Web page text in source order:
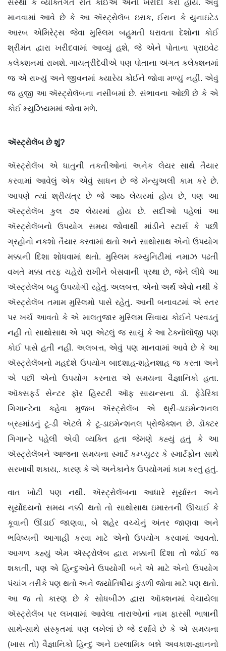
સંસ્થા કે વ્યક્તિગત રીતે કોઈએ એની ખરીદી કરી હોય. એવું
માનવામાં આવે છે કે આ ઍસ્ટ્રોલૅબ ઇરાક, ઈરાન કે યુનાઇટેડ
આરબ એમિરેટ્સ જેવા મુસ્લિમ બહુમતી ધરાવતા દેશોના કોઈ
શ્રીમંત દ્વારા ખરીદવામાં આવ્યું હશે, જે એને પોતાના પ્રાઇવેટ
કલેક્શનમાં રાખશે. ગાયત્રીદેવીએ પણ પોતાના અંગત કલેક્શનમાં
જ એ રાખ્યું અને જીવનમાં ક્યારેય કોઈને જોવા મળ્યું નહીં. એવું
જ હજી આ ઍસ્ટ્રોલૅબના નસીબમાં છે. સંભાવના ઓછી છે કે એ
કોઈ મ્યુઝિયમમાં જોવા મળે.
ઍસ્ટ્રોલૅબ છે શું?
ઍસ્ટ્રોલૅબ એ ધાતુની તકતીઓનાં અનેક લેયર સાથે તૈયાર
કરવામાં આવેલું એક એવું સાધન છે જે મૅન્યુઅલી કામ કરે છે.
આપણે ત્યાં શ્રીયંત્ર છે જે આઠ લેયરમાં હોય છે, પણ આ
ઍસ્ટ્રોલૅબ કુલ ૭૨ લેયરમાં હોય છે. સદીઓ પહેલાં આ
ઍસ્ટ્રોલૅબનો ઉપયોગ સમય જોવાથી માંડીને સ્ટાર્સ કે પછી
ગ્રહોનો નકશો તૈયાર કરવામાં થતો અને સાથોસાથ એનો ઉપયોગ
મક્કાની દિશા શોધવામાં થતો. મુસ્લિમ કમ્યુનિટીમાં નમાઝ પઢતી
વખતે મક્કા તરફ ચહેરો રાખીને બેસવાની પ્રથા છે, જેને લીધે આ
ઍસ્ટ્રોલૅબ બહુ ઉપયોગી રહેતું. અલબત્ત, એનો અર્થ એવો નથી કે
ઍસ્ટ્રોલૅબ તમામ મુસ્લિમો પાસે રહેતું. આની બનાવટમાં એ સ્તર
પર ખર્ચ આવતો કે એ માલતુજાર મુસ્લિમ સિવાય કોઈને પરવડતું
નહીં તો સાથોસાથ એ પણ એટલું જ સાચું કે આ ટેક્નૉલૉજી પણ
કોઈ પાસે હતી નહીં. અલબત્ત, એવું પણ માનવામાં આવે છે કે આ
ઍસ્ટ્રોલૅબનો મહદંશે ઉપયોગ બાદશાહ-શહેનશાહ જ કરતા અને
એ પછી એનો ઉપયોગ કરનારા એ સમયના વૈજ્ઞાનિકો હતા.
ઑક્સફર્ડ સેન્ટર ફૉર હિસ્ટરી ઑફ સાયન્સના ડૉ. ફેડેરિકા
ગિગાન્ટેના કહેવા મુજબ ઍસ્ટ્રોલૅબ એ થ્રી-ડાઇમેન્શનલ
બ્રહ્માંડનું ટૂ-ડી એટલે કે ટૂ-ડાઇમેન્શનલ પ્રોજેક્શન છે. ડૉક્ટર
ગિગાન્ટે પહેલી એવી વ્યક્તિ હતા જેમણે કહ્યું હતું કે આ
ઍસ્ટ્રોલૅબને આજના સમયના સ્માર્ટ કમ્પ્યુટર કે સ્માર્ટફોન સાથે
સરખાવી શકાય,. કારણ કે એ અનેકાનેક ઉપયોગમાં કામ કરતું હતું.
વાત ખોટી પણ નથી. ઍસ્ટ્રોલૅબના આધારે સૂર્યાસ્ત અને
સૂર્યોદયનો સમય નક્કી થતો તો સાથોસાથ ઇમારતની ઊંચાઈ કે
કૂવાની ઊંડાઈ જાણવા, બે શહેર વચ્ચેનું અંતર જાણવા અને
ભવિષ્યની આગાહી કરવા માટે એનો ઉપયોગ કરવામાં આવતો.
આગળ કહ્યું એમ ઍસ્ટ્રોલૅબ દ્વારા મક્કાની દિશા તો જોઈ જ
શકાતી, પણ એ હિન્દુઓને ઉપયોગી બને એ માટે એનો ઉપયોગ
પંચાંગ તરીકે પણ થતો અને જ્યોતિષીય કુંડળી જોવા માટે પણ થતો.
આ જ તો કારણ છે કે સોધબીઝ દ્વારા ઑક્શનમાં વેચાયેલા
ઍસ્ટ્રોલૅબ પર લખવામાં આવેલા તારાઓનાં નામ ફારસી ભાષાની
સાથે-સાથે સંસ્કૃતમાં પણ લખેલાં છે જે દર્શાવે છે કે એ સમયના
(ખાસ તો) વૈજ્ઞાનિકો હિન્દુ અને ઇસ્લામિક બન્ને અવકાશ-જ્ઞાનનો